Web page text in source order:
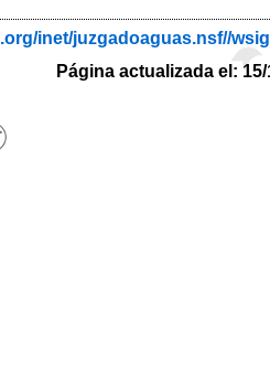
inet/juzgadoaguas.nsf//
Página actualizada el: